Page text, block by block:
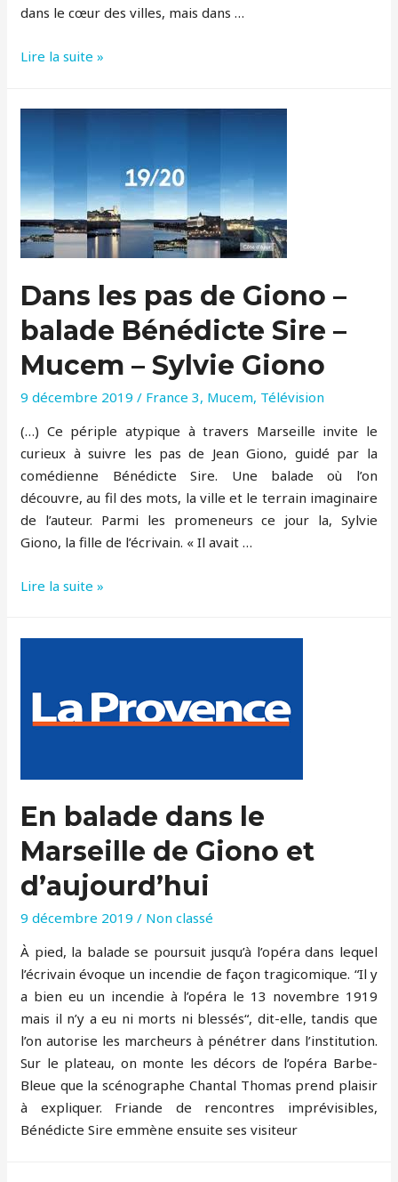
dans le cœur des villes, mais dans …
Marseille
“Art
et
pique
nique”
Lire la suite »
Dans les pas de Giono –
balade Bénédicte Sire –
Mucem – Sylvie Giono
9 décembre 2019 / France 3, Mucem, Télévision
(…) Ce périple atypique à travers Marseille invite le
curieux à suivre les pas de Jean Giono, guidé par la
comédienne Bénédicte Sire. Une balade où l’on
découvre, au fil des mots, la ville et le terrain imaginaire
de l’auteur. Parmi les promeneurs ce jour la, Sylvie
Giono, la fille de l’écrivain. « Il avait …
Dans
balade
–
Mucem
–
Sylvie
Giono
Lire la suite »
En balade dans le
Marseille de Giono et
d’aujourd’hui
9 décembre 2019 / Non classé
À pied, la balade se poursuit jusqu’à l’opéra dans lequel
l’écrivain évoque un incendie de façon tragicomique. “Il y
a bien eu un incendie à l’opéra le 13 novembre 1919
mais il n’y a eu ni morts ni blessés“, dit-elle, tandis que
l’on autorise les marcheurs à pénétrer dans l’institution.
Sur le plateau, on monte les décors de l’opéra Barbe-
Bleue que la scénographe Chantal Thomas prend plaisir
à expliquer. Friande de rencontres imprévisibles,
Bénédicte Sire emmène ensuite ses visiteur